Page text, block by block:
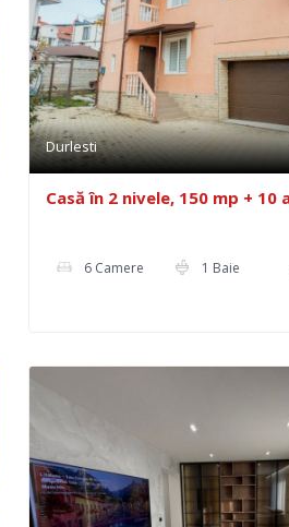
Durlesti
Casă în 2 nivele, 150 mp + 10
6 Camere 1 Baie